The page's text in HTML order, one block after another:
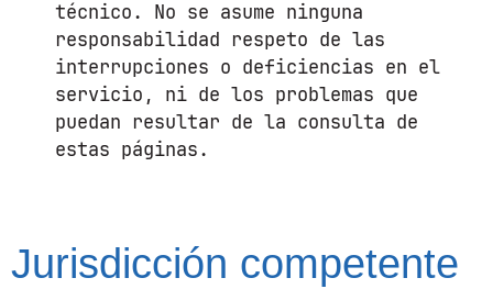
técnico. No se asume ninguna
responsabilidad respeto de las
interrupciones o deficiencias en el
servicio, ni de los problemas que
puedan resultar de la consulta de
estas páginas.
Jurisdicción competente